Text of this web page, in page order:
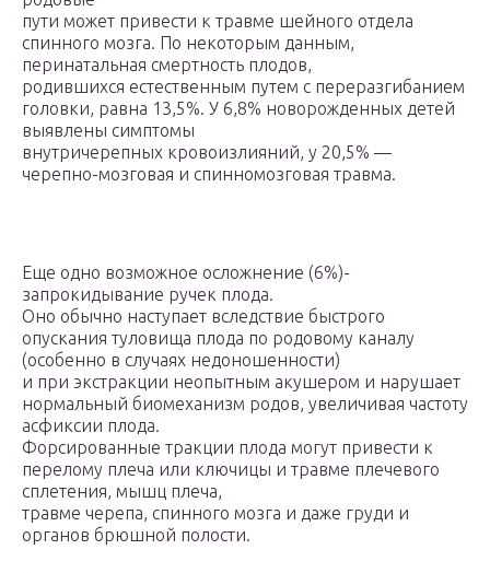
пути может привести к травме шейного отдела
спинного мозга. По некоторым данным,
перинатальная смертность плодов,
родившихся естественным путем с переразгибанием
головки, равна 13,5%. У 6,8% новорожденных детей
выявлены симптомы
внутричерепных кровоизлияний, у 20,5% —
черепно-мозговая и спинномозговая травма.
Еще одно возможное осложнение (6%)-
запрокидывание ручек плода.
Оно обычно наступает вследствие быстрого
опускания туловища плода по родовому каналу
(особенно в случаях недоношенности)
и при экстракции неопытным акушером и нарушает
нормальный биомеханизм родов, увеличивая частоту
асфиксии плода.
Форсированные тракции плода могут привести к
перелому плеча или ключицы и травме плечевого
сплетения, мышц плеча,
травме черепа, спинного мозга и даже груди и
органов брюшной полости.